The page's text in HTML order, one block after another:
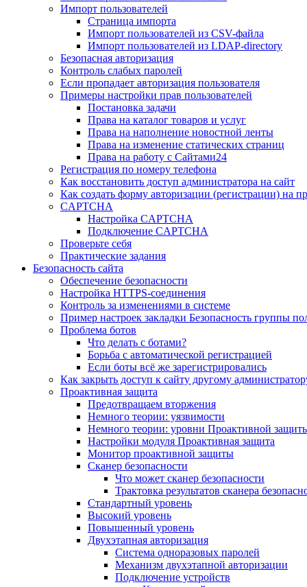
Импорт пользователей
Страница импорта
Импорт пользователей из CSV-файла
Импорт пользователей из LDAP-directory
Безопасная авторизация
Контроль слабых паролей
Если пропадает авторизация пользователя
Примеры настройки прав пользователей
Постановка задачи
Права на каталог товаров и услуг
Права на наполнение новостной ленты
Права на изменение статических страниц
Права на работу с Сайтами24
Регистрация по номеру телефона
Как восстановить доступ администратора на сайт
Как создать форму авторизации (регистрации) на
CAPTCHA
Настройка CAPTCHA
Подключение CAPTCHA
Проверьте себя
Практические задания
Безопасность сайта
Обеспечение безопасности
Настройка HTTPS-соединения
Контроль за изменениями в системе
Пример настроек закладки Безопасность группы
Проблема ботов
Что делать с ботами?
Борьба с автоматической регистрацией
Если боты всё же зарегистрировались
Как закрыть доступ к сайту другому
Проактивная защита
Предотвращаем вторжения
Немного теории: уязвимости
Немного теории: уровни Проактивной
Настройки модуля Проактивная защита
Монитор проактивной защиты
Сканер безопасности
Что может сканер безопасности
Трактовка результатов сканера
Стандартный уровень
Высокий уровень
Повышенный уровень
Двухэтапная авторизация
Система одноразовых паролей
Механизм двухэтапной авторизации
Подключение устройств